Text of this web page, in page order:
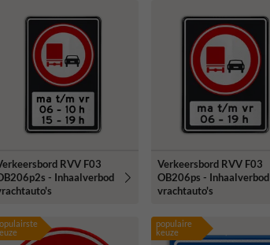
RVV F03
- Inhaalverbod
Verkeersbord RVV F03
OB206ps - Inhaalverbod
vrachtauto's
populaire
keuze